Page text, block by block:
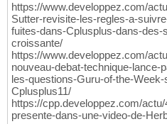
https://www.developpez.com/
Sutter-revisite-les-regles-a-
fuites-dans-Cplusplus-dans-
croissante/
https://www.developpez.com/
nouveau-debat-technique-lance-
les-questions-Guru-of-the-
Cplusplus11/
https://cpp.developpez.com/
presente-dans-une-video-de-